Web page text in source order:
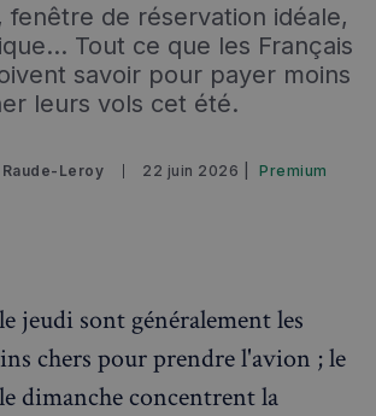
venir
fenêtre de réservation idéale,
Tout ce que les Français
savoir pour payer moins
leurs vols cet été.
Leroy 22 juin 2026 | Premium
jeudi sont généralement les
chers pour prendre l'avion ; le
dimanche concentrent la